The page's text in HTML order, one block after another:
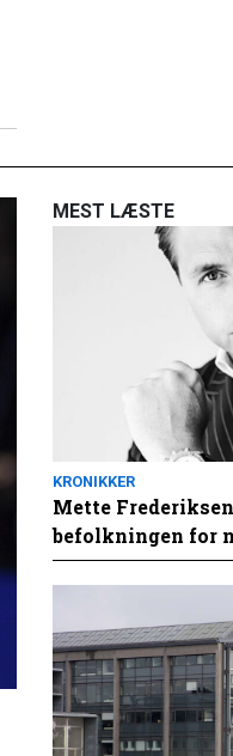
MEST LÆSTE
KRONIKKER
Mette
befolkningen for